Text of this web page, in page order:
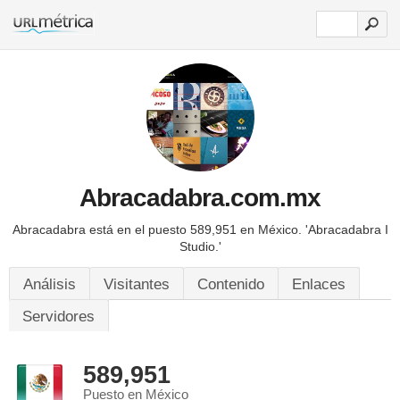
Abracadabra.com.mx
Abracadabra está en el puesto 589,951 en México. 'Abracadabra I
Studio.'
Análisis Visitantes Contenido
Enlaces
Servidores
589,951
Puesto en México